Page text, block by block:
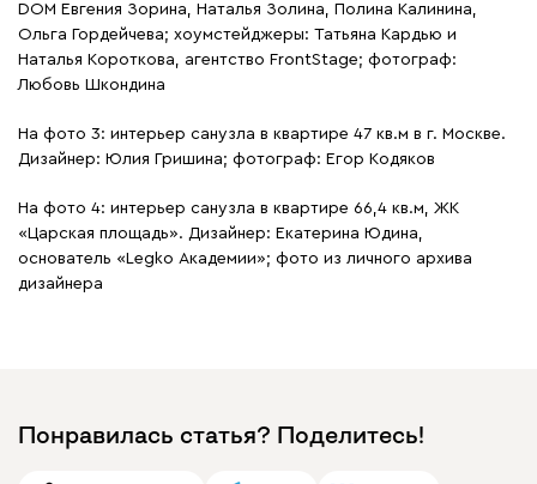
DOM Евгения Зорина, Наталья Золина, Полина Калинина,
Ольга Гордейчева; хоумстейджеры: Татьяна Кардью и
Наталья Короткова, агентство FrontStage; фотограф:
Любовь Шкондина
На фото 3: интерьер санузла в квартире 47 кв.м в г. Москве.
Дизайнер: Юлия Гришина; фотограф: Егор Кодяков
На фото 4: интерьер санузла в квартире 66,4 кв.м, ЖК
«Царская площадь». Дизайнер: Екатерина Юдина,
основатель «Legko Академии»; фото из личного архива
дизайнера
Понравилась статья? Поделитесь!